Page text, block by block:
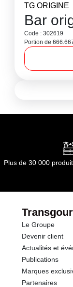
TG ORIGINE
Bar
Code : 302619
Portion de
Plus de 30 000
Le Groupe
Devenir client
Actualités et
Publications
Marques
Partenaires